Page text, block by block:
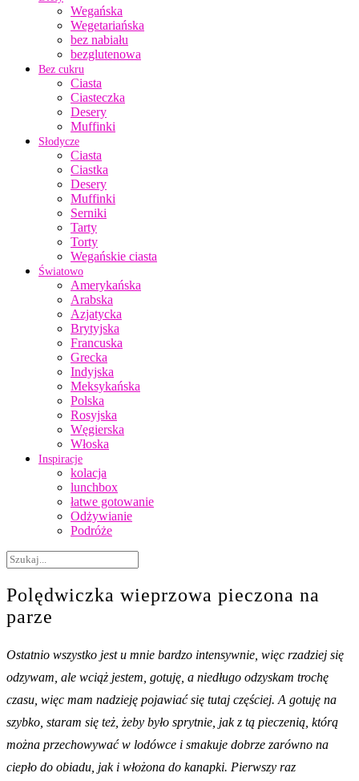
Wegańska
Wegetariańska
bez nabiału
bezglutenowa
Bez cukru
Ciasta
Ciasteczka
Desery
Muffinki
Słodycze
Ciasta
Ciastka
Desery
Muffinki
Serniki
Tarty
Torty
Wegańskie ciasta
Światowo
Amerykańska
Arabska
Azjatycka
Brytyjska
Francuska
Grecka
Indyjska
Meksykańska
Polska
Rosyjska
Węgierska
Włoska
Inspiracje
kolacja
lunchbox
łatwe gotowanie
Odżywianie
Podróże
Polędwiczka wieprzowa pieczona na
parze
Ostatnio wszystko jest u mnie bardzo intensywnie, więc rzadziej się
odzywam, ale wciąż jestem, gotuję, a niedługo odzyskam trochę
czasu, więc mam nadzieję pojawiać się tutaj częściej. A gotuję na
szybko, staram się też, żeby było sprytnie, jak z tą pieczenią, którą
można przechowywać w lodówce i smakuje dobrze zarówno na
ciepło do obiadu, jak i włożona do kanapki. Pierwszy raz